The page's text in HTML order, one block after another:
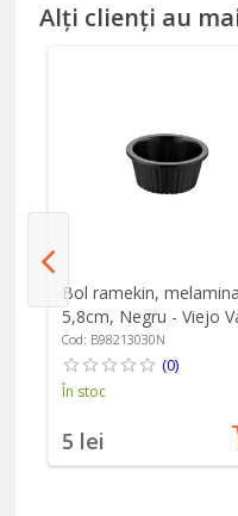
Alți clienți au
Bol ramekin,
5,8cm, Negru - Viejo
Cod: B98213030N
(0)
În stoc
5 lei